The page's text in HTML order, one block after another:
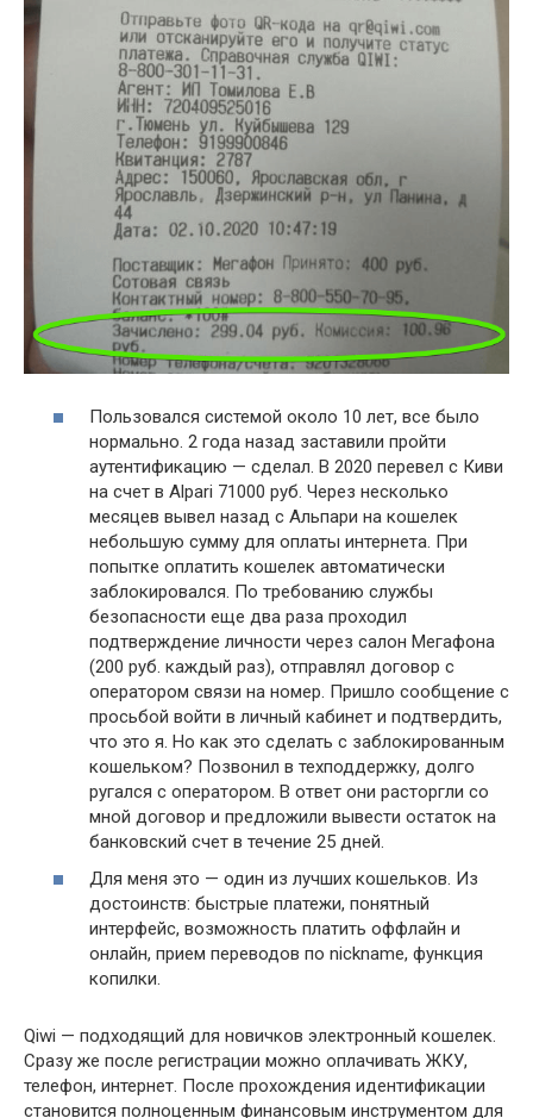
Пользовался системой около 10 лет, все было
нормально. 2 года назад заставили пройти
аутентификацию — сделал. В 2020 перевел с Киви
на счет в Alpari 71000 руб. Через несколько
месяцев вывел назад с Альпари на кошелек
небольшую сумму для оплаты интернета. При
попытке оплатить кошелек автоматически
заблокировался. По требованию службы
безопасности еще два раза проходил
подтверждение личности через салон Мегафона
(200 руб. каждый раз), отправлял договор с
оператором связи на номер. Пришло сообщение с
просьбой войти в личный кабинет и подтвердить,
что это я. Но как это сделать с заблокированным
кошельком? Позвонил в техподдержку, долго
ругался с оператором. В ответ они расторгли со
мной договор и предложили вывести остаток на
банковский счет в течение 25 дней.
Для меня это — один из лучших кошельков. Из
достоинств: быстрые платежи, понятный
интерфейс, возможность платить оффлайн и
онлайн, прием переводов по nickname, функция
копилки.
Qiwi — подходящий для новичков электронный кошелек.
Сразу же после регистрации можно оплачивать ЖКУ,
телефон, интернет. После прохождения идентификации
становится полноценным финансовым инструментом для